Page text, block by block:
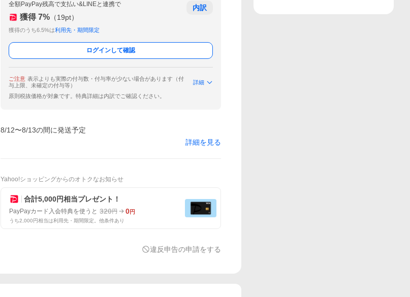
全額PayPay残高で支払い&LINEと連携で
獲得 7% （19pt）
獲得のうち6.5%は利用先・期間限定
内訳
ログインして確認
ご注意 表示よりも実際の付与数・付与率が少ない場合があります（付
与上限、未確定の付与等）
詳細
原則税抜価格が対象です。特典詳細は内訳でご確認ください。
8/12〜8/13の間に発送予定
詳細を見る
Yahoo!ショッピングからのオトクなお知らせ
合計5,000円相当プレゼント！
PayPayカード入会特典を使うと 320円 0円
うち2,000円相当は利用先・期間限定。他条件あり
違反申告の申請をする